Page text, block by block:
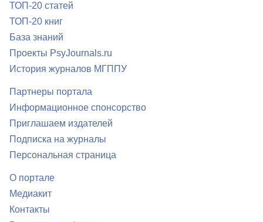
ТОП-20 статей
ТОП-20 книг
База знаний
Проекты PsyJournals.ru
История журналов МГППУ
Партнеры портала
Информационное спонсорство
Приглашаем издателей
Подписка на журналы
Персональная страница
О портале
Медиакит
Контакты